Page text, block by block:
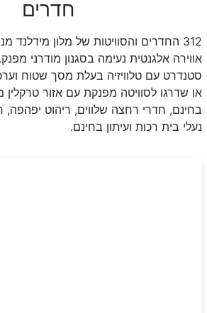
חדרים
312 החדרים והסוויטות של מלון
אווירה אלגנטית נעימה בסגנון מודרני
סטנדרט עם טלוויזיה בעלת מסך שטוח
או שדרגו לסוויטה מפנקת עם אזור טרקלין
בחינם, חדרי רחצה שלווים, ריהוט יפהפה,
נעלי בית רכות ועיתון בחינם.